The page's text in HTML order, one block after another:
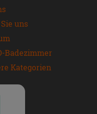
uns
Badezimmer
Kategorien